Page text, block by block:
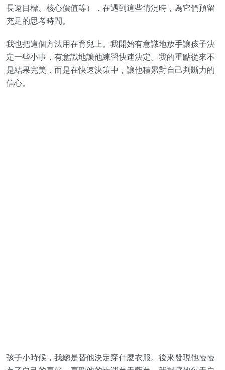
長遠目標、核心價值等），在遇到這些情況時，為它們預留
充足的思考時間。
我也把這個方法用在育兒上。我開始有意識地放手讓孩子決
定一些小事，有意識地讓他練習快速決定。我的重點從來不
是結果完美，而是在快速決策中，讓他積累對自己判斷力的
信心。
孩子小時候，我總是替他決定穿什麼衣服。後來發現他慢慢